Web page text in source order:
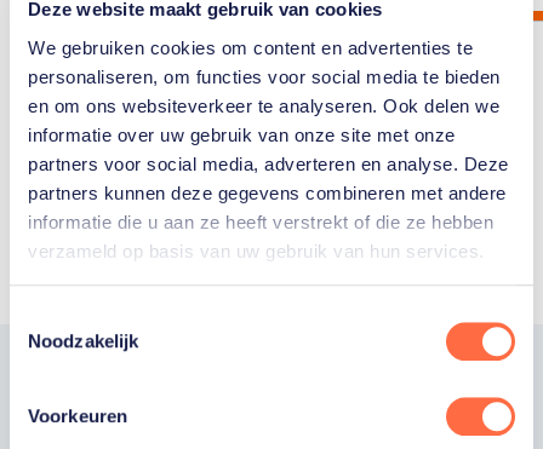
Deze website maakt gebruik van cookies
We gebruiken cookies om content en advertenties te
personaliseren, om functies voor social media te bieden
en om ons websiteverkeer te analyseren. Ook delen we
informatie over uw gebruik van onze site met onze
partners voor social media, adverteren en analyse. Deze
partners kunnen deze gegevens combineren met andere
informatie die u aan ze heeft verstrekt of die ze hebben
verzameld op basis van uw gebruik van hun services.
Noodzakelijk
Voorkeuren
Toon alle
Word fan van